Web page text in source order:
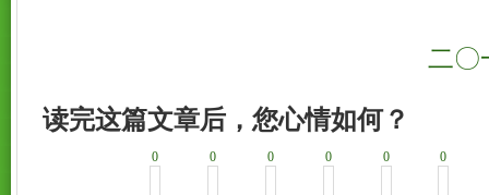
二〇一
读完这篇文章后，您心情如何？
0 0 0 0 0 0